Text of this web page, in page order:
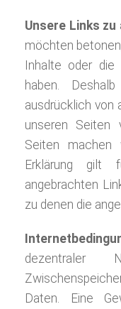
Unsere Links
möchten
Inhalte oder
haben.
ausdrücklich von
unseren Seiten
Seiten
Erklärung gilt
angebrachten
zu denen die
dezentraler
Daten. Eine